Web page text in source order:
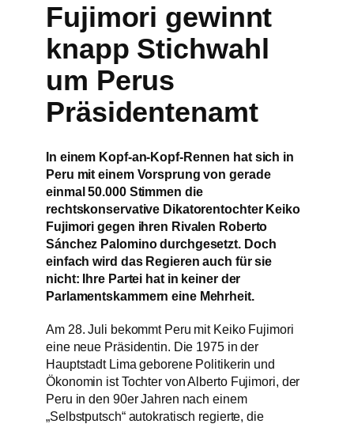
Fujimori gewinnt
knapp Stichwahl
um Perus
Präsidentenamt
In einem Kopf-an-Kopf-Rennen hat sich in
Peru mit einem Vorsprung von gerade
einmal 50.000 Stimmen die
rechtskonservative Dikatorentochter Keiko
Fujimori gegen ihren Rivalen Roberto
Sánchez Palomino durchgesetzt. Doch
einfach wird das Regieren auch für sie
nicht: Ihre Partei hat in keiner der
Parlamentskammern eine Mehrheit.
Am 28. Juli bekommt Peru mit Keiko Fujimori
eine neue Präsidentin. Die 1975 in der
Hauptstadt Lima geborene Politikerin und
Ökonomin ist Tochter von Alberto Fujimori, der
Peru in den 90er Jahren nach einem
„Selbstputsch“ autokratisch regierte, die